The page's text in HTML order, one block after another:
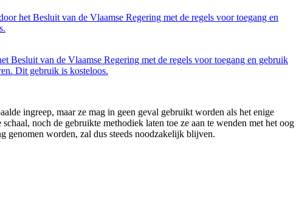
het Besluit van de Vlaamse Regering met de regels voor toegang en
Besluit van de Vlaamse Regering met de regels voor toegang en gebruik
Dit gebruik is kosteloos.
ingreep, maar ze mag in geen geval gebruikt worden als het enige
noch de gebruikte methodiek laten toe ze aan te wenden met het oog
genomen worden, zal dus steeds noodzakelijk blijven.